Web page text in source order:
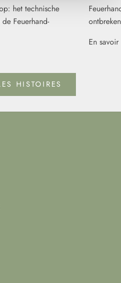
het technische
Feuerhand-
En
HISTOIRES